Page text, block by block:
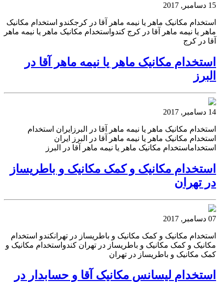
15 دسامبر, 2017
استخدام مکانیک ماهر یا نیمه ماهر آقا در کرجکندو استخدام مکانیک
ماهر یا نیمه ماهر آقا در کرج کندواستخدام مکانیک ماهر یا نیمه ماهر
آقا در کرج
استخدام مکانیک ماهر یا نیمه ماهر آقا در
البرز
14 دسامبر, 2017
استخدام مکانیک ماهر یا نیمه ماهر آقا در البرزایران استخدام
استخدام مکانیک ماهر یا نیمه ماهر آقا در البرز ایران
استخداماستخدام مکانیک ماهر یا نیمه ماهر آقا در البرز
استخدام مکانیک و کمک مکانیک و باطریساز
در تهران
07 دسامبر, 2017
استخدام مکانیک و کمک مکانیک و باطریساز در تهرانکندو استخدام
مکانیک و کمک مکانیک و باطریساز در تهران کندواستخدام مکانیک و
کمک مکانیک و باطریساز در تهران
استخدام لیسانس مکانیک آقا و حسابدار در